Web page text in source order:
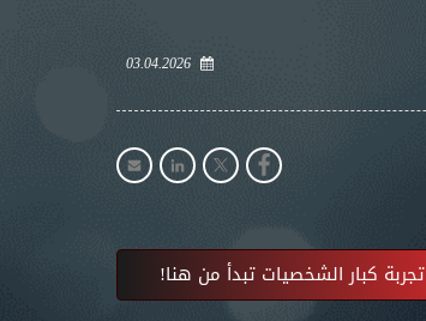
03.04.2026
تجربة كبار الشخصيات تبدأ من هنا!